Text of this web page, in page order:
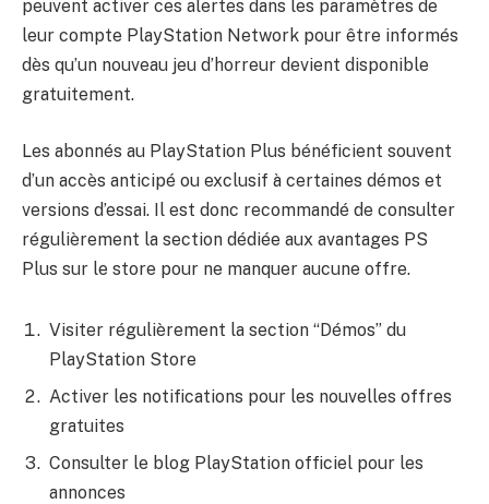
peuvent activer ces alertes dans les paramètres de
leur compte PlayStation Network pour être informés
dès qu’un nouveau jeu d’horreur devient disponible
gratuitement.
Les abonnés au PlayStation Plus bénéficient souvent
d’un accès anticipé ou exclusif à certaines démos et
versions d’essai. Il est donc recommandé de consulter
régulièrement la section dédiée aux avantages PS
Plus sur le store pour ne manquer aucune offre.
Visiter régulièrement la section “Démos” du
PlayStation Store
Activer les notifications pour les nouvelles offres
gratuites
Consulter le blog PlayStation officiel pour les
annonces